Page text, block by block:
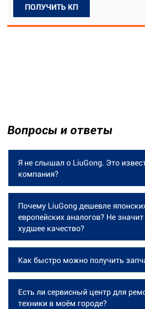
ПОЛУЧИТЬ КП
Вопросы и ответы
Я не слышал о LiuGong. Это
компания?
спецтехники в мире с годовым
5 млрд долларов. Компания
экскаваторы, фронтальные
погрузчики. Техника LiuGong
крупнейших строительных,
промышленных объектах на всех
LiuGong Machinery - это
Почему LiuGong дешевле
европейских аналогов? Не
худшее качество?
обусловлена не экономией на
масштабом производства,
«премиальный» бренд. По
Как быстро можно получить
запчастей под каждую
собственных складах. Более 200
Есть ли сервисный центр для
техники в моём городе?